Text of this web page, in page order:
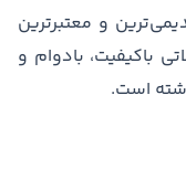
و معتبرترین
باکیفیت، بادوام و
است.